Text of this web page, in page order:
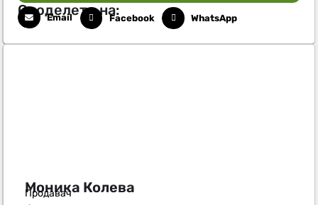
Споделете на:
Email Facebook WhatsApp
Моника Колева
Продавач